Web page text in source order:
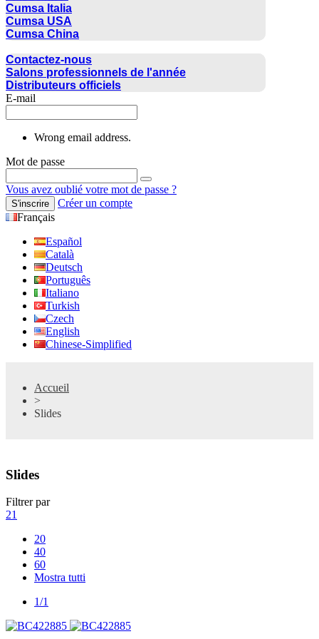
Cumsa Italia
Cumsa USA
Cumsa China
Contactez-nous
Salons professionnels de l'année
Distributeurs officiels
E-mail
Wrong email address.
Mot de passe
Vous avez oublié votre mot de passe ?
S'inscrire
Créer un compte
Français
Español
Català
Deutsch
Português
Italiano
Turkish
Czech
English
Chinese-Simplified
Accueil
>
Slides
Slides
Filtrer par
21
20
40
60
Mostra tutti
1/1